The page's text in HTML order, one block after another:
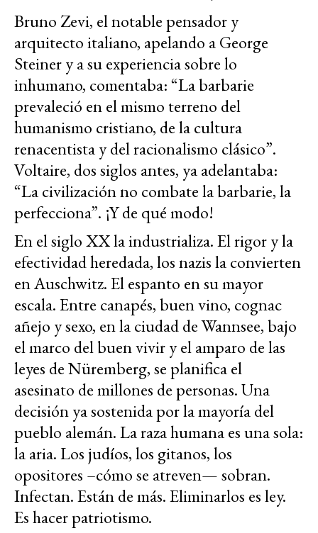
Bruno Zevi, el notable pensador y
arquitecto italiano, apelando a George
Steiner y a su experiencia sobre lo
inhumano, comentaba: “La barbarie
prevaleció en el mismo terreno del
humanismo cristiano, de la cultura
renacentista y del racionalismo clásico”.
Voltaire, dos siglos antes, ya adelantaba:
“La civilización no combate la barbarie, la
perfecciona”. ¡Y de qué modo!
En el siglo XX la industrializa. El rigor y la
efectividad heredada, los nazis la convierten
en Auschwitz. El espanto en su mayor
escala. Entre canapés, buen vino, cognac
añejo y sexo, en la ciudad de Wannsee, bajo
el marco del buen vivir y el amparo de las
leyes de Nüremberg, se planifica el
asesinato de millones de personas. Una
decisión ya sostenida por la mayoría del
pueblo alemán. La raza humana es una sola:
la aria. Los judíos, los gitanos, los
opositores –cómo se atreven— sobran.
Infectan. Están de más. Eliminarlos es ley.
Es hacer patriotismo.